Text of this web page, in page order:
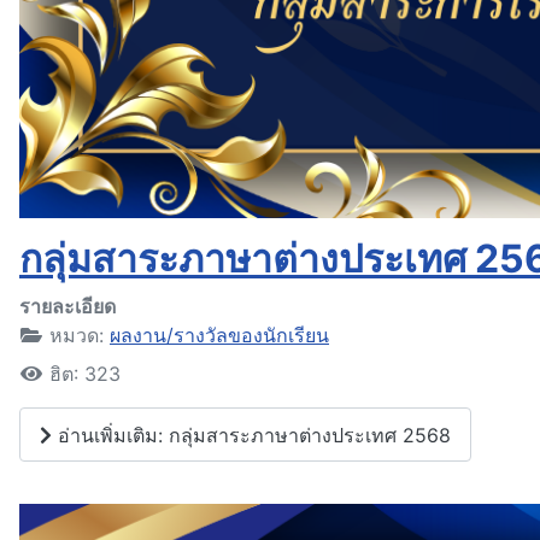
กลุ่มสาระภาษาต่างประเทศ
รายละเอียด
หมวด: ผลงาน/รางวัลของนักเรียน
ฮิต: 323
อ่านเพิ่มเติม: กลุ่มสาระภาษาต่างประเทศ 2568